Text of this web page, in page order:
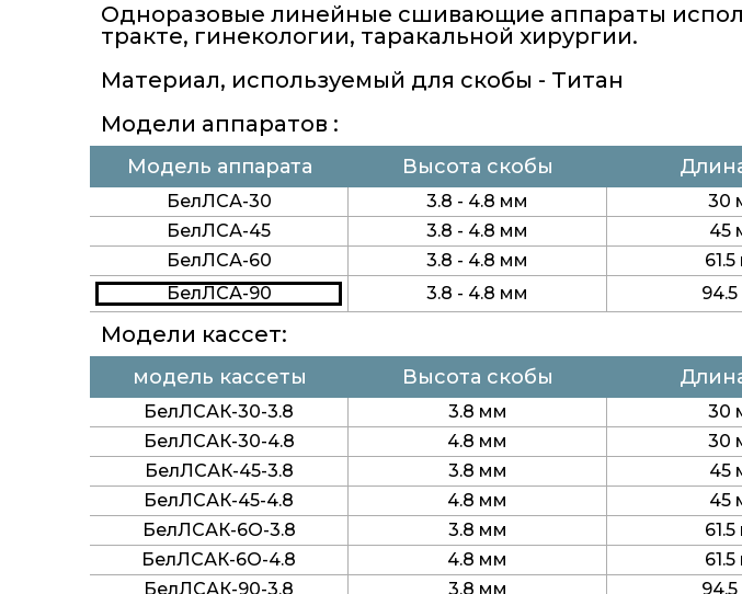
Одноразовые линейные сшивающие аппараты
тракте, гинекологии, таракальной хирургии.
Материал, используемый для скобы - Титан
Модели аппаратов :
Модель аппарата Высота скобы
БелЛСА-30 3.8 - 4.8 мм 30
БелЛСА-45
3.8 - 4.8 мм 45
БелЛСА-60
3.8 - 4.8 мм
БелЛСА-90
3.8 - 4.8 мм
Модели кассет:
модель кассеты Высота скобы
БелЛСАК-30-3.8 3.8 мм 30
БелЛСАК-30-4.8
4.8 мм 30
БелЛСАК-45-3.8
3.8 мм 45
БелЛСАК-45-4.8
4.8 мм 45
БелЛСАК-6О-3.8
3.8 мм
БелЛСАК-6О-4.8
4.8 мм
БелЛСАК-90-3.8
3.8 мм